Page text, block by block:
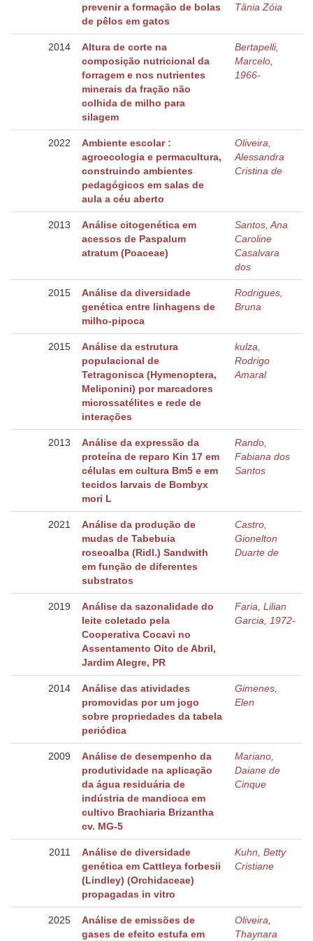
prevenir a formação de bolas
de pêlos em gatos
Tânia Zóia
2014
Altura de corte na
composição nutricional da
forragem e nos nutrientes
minerais da fração não
colhida de milho para
silagem
Bertapelli,
Marcelo,
1966-
2022
Ambiente escolar :
agroecologia e permacultura,
construindo ambientes
pedagógicos em salas de
aula a céu aberto
Oliveira,
Alessandra
Cristina de
2013
Análise citogenética em
acessos de Paspalum
atratum (Poaceae)
Santos, Ana
Caroline
Casalvara
dos
2015
Análise da diversidade
genética entre linhagens de
milho-pipoca
Rodrigues,
Bruna
2015
Análise da estrutura
populacional de
Tetragonisca (Hymenoptera,
Meliponini) por marcadores
microssatélites e rede de
interações
kulza,
Rodrigo
Amaral
2013
Análise da expressão da
proteína de reparo Kin 17 em
células em cultura Bm5 e em
tecidos larvais de Bombyx
mori L
Rando,
Fabiana dos
Santos
2021
Análise da produção de
mudas de Tabebuia
roseoalba (Ridl.) Sandwith
em função de diferentes
substratos
Castro,
Gionelton
Duarte de
2019
Análise da sazonalidade do
leite coletado pela
Cooperativa Cocavi no
Assentamento Oito de Abril,
Jardim Alegre, PR
Faria, Lilian
Garcia, 1972-
2014
Análise das atividades
promovidas por um jogo
sobre propriedades da tabela
periódica
Gimenes,
Elen
2009
Análise de desempenho da
produtividade na aplicação
da água residuária de
indústria de mandioca em
cultivo Brachiaria Brizantha
cv. MG-5
Mariano,
Daiane de
Cinque
2011
Análise de diversidade
genética em Cattleya forbesii
(Lindley) (Orchidaceae)
propagadas in vitro
Kuhn, Betty
Cristiane
2025
Análise de emissões de
gases de efeito estufa em
Oliveira,
Thaynara